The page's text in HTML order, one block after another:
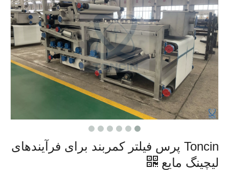
Toncin پرس فیلتر کمربند برای فرآیندهای
لیچینگ مایع